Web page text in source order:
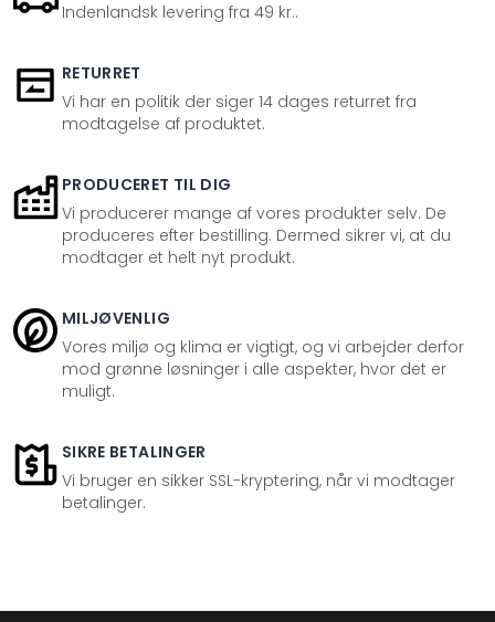
Indenlandsk levering fra 49 kr..
RETURRET
Vi har en politik der siger 14 dages returret fra
modtagelse af produktet.
PRODUCERET TIL DIG
Vi producerer mange af vores produkter selv. De
produceres efter bestilling. Dermed sikrer vi, at du
modtager et helt nyt produkt.
MILJØVENLIG
Vores miljø og klima er vigtigt, og vi arbejder derfor
mod grønne løsninger i alle aspekter, hvor det er
muligt.
SIKRE BETALINGER
Vi bruger en sikker SSL-kryptering, når vi modtager
betalinger.